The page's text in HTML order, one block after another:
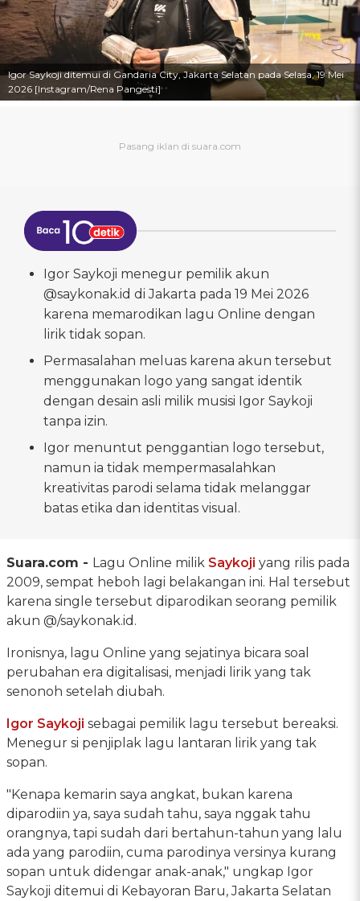
Igor Saykoji ditemui di Gandaria City, Jakarta Selatan pada Selasa, 19 Mei
2026 [Instagram/Rena Pangesti]
Igor Saykoji menegur pemilik akun
@saykonak.id di Jakarta pada 19 Mei 2026
karena memarodikan lagu Online dengan
lirik tidak sopan.
Permasalahan meluas karena akun tersebut
menggunakan logo yang sangat identik
dengan desain asli milik musisi Igor Saykoji
tanpa izin.
Igor menuntut penggantian logo tersebut,
namun ia tidak mempermasalahkan
kreativitas parodi selama tidak melanggar
batas etika dan identitas visual.
Suara.com - Lagu Online milik Saykoji yang rilis pada
2009, sempat heboh lagi belakangan ini. Hal tersebut
karena single tersebut diparodikan seorang pemilik
akun @/saykonak.id.
Ironisnya, lagu Online yang sejatinya bicara soal
perubahan era digitalisasi, menjadi lirik yang tak
senonoh setelah diubah.
Igor Saykoji sebagai pemilik lagu tersebut bereaksi.
Menegur si penjiplak lagu lantaran lirik yang tak
sopan.
"Kenapa kemarin saya angkat, bukan karena
diparodiin ya, saya sudah tahu, saya nggak tahu
orangnya, tapi sudah dari bertahun-tahun yang lalu
ada yang parodiin, cuma parodinya versinya kurang
sopan untuk didengar anak-anak," ungkap Igor
Saykoji ditemui di Kebayoran Baru, Jakarta Selatan